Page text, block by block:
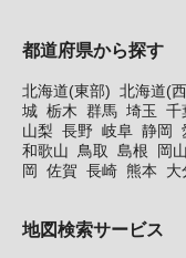
都道府県から探す
北海道(東部) 北海道(
城 栃木 群馬 埼玉 千
山梨 長野 岐阜 静岡
和歌山 鳥取 島根 岡山
岡
佐賀 長崎 熊本 大
地図検索サービス